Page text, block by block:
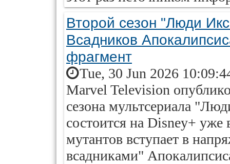
Второй сезон "Люди
Всадников
фрагмент
Tue, 30 Jun 2026
Marvel Television
сезона мультсериала
состоится на Disney+ уже
мутантов вступает в
всадниками"